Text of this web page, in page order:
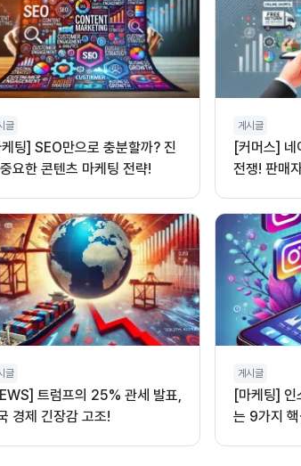
글
케팅] SEO만으로 충분할까? 진
요한 콘텐츠 마케팅 전략!
게시글
[커머스]
전쟁! 판매
글
트럼프의 25% 관세 발표,
경제 긴장감 고조!
게시글
[마케팅] 인
는 9가지